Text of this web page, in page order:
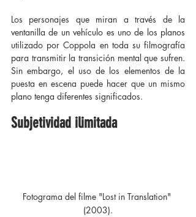
Los personajes que miran a través de la
ventanilla de un vehículo es uno de los planos
utilizado por Coppola en toda su filmografía
para transmitir la transición mental que sufren.
Sin embargo, el uso de los elementos de la
puesta en escena puede hacer que un mismo
plano tenga diferentes significados.
Subjetividad ilimitada
Fotograma del filme "Lost in Translation"
(2003).